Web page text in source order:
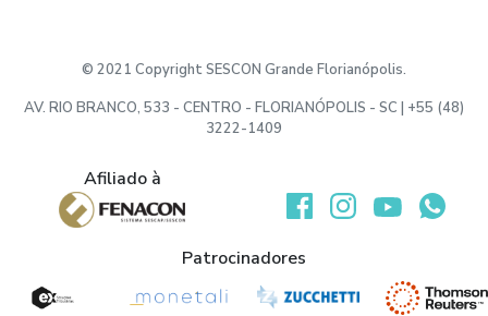
© 2021 Copyright SESCON Grande Florianópolis.
AV. RIO BRANCO, 533 - CENTRO - FLORIANÓPOLIS - SC | +55 (48)
3222-1409
Afiliado à
Desenvolvido por:
Patrocinadores